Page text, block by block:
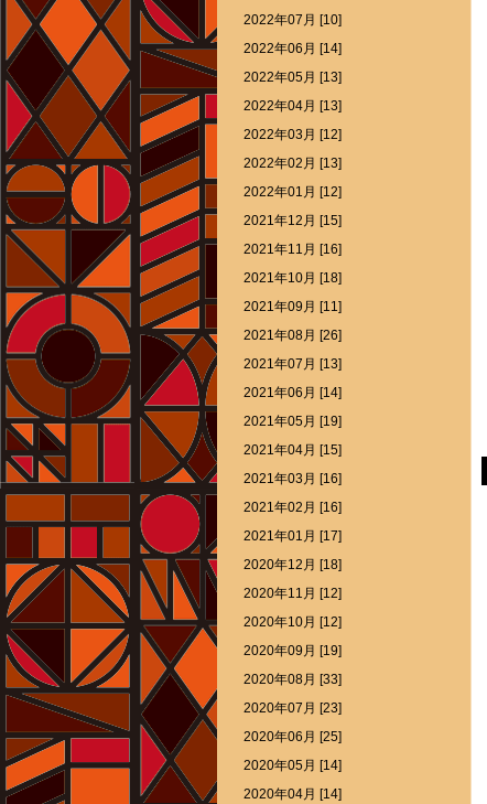
2022年07月 [10]
2022年06月 [14]
2022年05月 [13]
2022年04月 [13]
2022年03月 [12]
2022年02月 [13]
2022年01月 [12]
2021年12月 [15]
2021年11月 [16]
2021年10月 [18]
2021年09月 [11]
2021年08月 [26]
2021年07月 [13]
2021年06月 [14]
2021年05月 [19]
2021年04月 [15]
2021年03月 [16]
2021年02月 [16]
2021年01月 [17]
2020年12月 [18]
2020年11月 [12]
2020年10月 [12]
2020年09月 [19]
2020年08月 [33]
2020年07月 [23]
2020年06月 [25]
2020年05月 [14]
2020年04月 [14]